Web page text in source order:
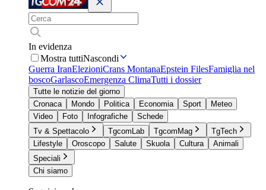
In evidenza
Mostra tuttiNascondi
Guerra IranElezioniCrans MontanaEpstein FilesFamiglia nel
boscoGarlascoEmergenza ClimaTutti i dossier
Tutte le notizie del giorno
Cronaca
Mondo Politica Economia Sport
Meteo
Video
Foto Infografiche
Schede
Tv & Spettacolo
TgcomLab TgcomMag
TgTech
Lifestyle
Oroscopo Salute Skuola Cultura
Animali
Speciali
Chi siamo